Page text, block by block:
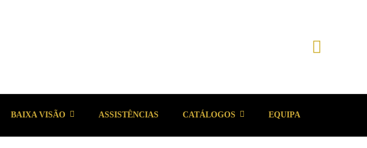
BAIXA VISÃO ASSISTÊNCIAS CATÁLOGOS EQUIPA